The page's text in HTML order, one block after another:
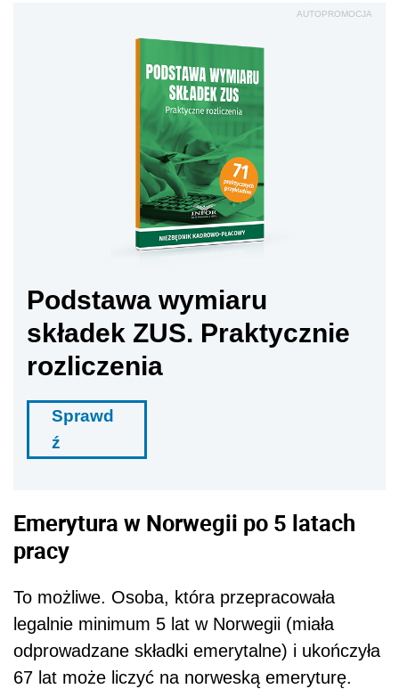
AUTOPROMOCJA
Podstawa wymiaru
składek ZUS. Praktycznie
rozliczenia
Sprawd
ź
Emerytura w Norwegii po 5 latach
pracy
To możliwe. Osoba, która przepracowała
legalnie minimum 5 lat w Norwegii (miała
odprowadzane składki emerytalne) i ukończyła
67 lat może liczyć na norweską emeryturę.